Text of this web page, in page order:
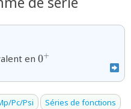
en {0^+}
0+
Pc/Psi Séries de fonctions